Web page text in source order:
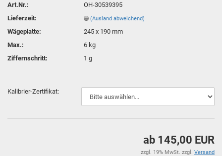
Art.Nr.:
OH-30539395
Lieferzeit:
(Ausland abweichend)
Wägeplatte:
245 x 190 mm
Max.:
6 kg
Ziffernschritt:
1 g
Kalibrier-Zertifikat:
ab 145,00 EUR
zzgl. 19% MwSt. zzgl. Versand